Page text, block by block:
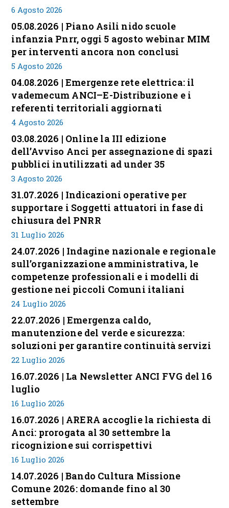
6 Agosto 2026
05.08.2026 | Piano Asili nido scuole
infanzia Pnrr, oggi 5 agosto webinar MIM
per interventi ancora non conclusi
5 Agosto 2026
04.08.2026 | Emergenze rete elettrica: il
vademecum ANCI–E-Distribuzione e i
referenti territoriali aggiornati
4 Agosto 2026
03.08.2026 | Online la III edizione
dell’Avviso Anci per assegnazione di spazi
pubblici inutilizzati ad under 35
3 Agosto 2026
31.07.2026 | Indicazioni operative per
supportare i Soggetti attuatori in fase di
chiusura del PNRR
31 Luglio 2026
24.07.2026 | Indagine nazionale e regionale
sull’organizzazione amministrativa, le
competenze professionali e i modelli di
gestione nei piccoli Comuni italiani
24 Luglio 2026
22.07.2026 | Emergenza caldo,
manutenzione del verde e sicurezza:
soluzioni per garantire continuità servizi
22 Luglio 2026
16.07.2026 | La Newsletter ANCI FVG del 16
luglio
16 Luglio 2026
16.07.2026 | ARERA accoglie la richiesta di
Anci: prorogata al 30 settembre la
ricognizione sui corrispettivi
16 Luglio 2026
14.07.2026 | Bando Cultura Missione
Comune 2026: domande fino al 30
settembre